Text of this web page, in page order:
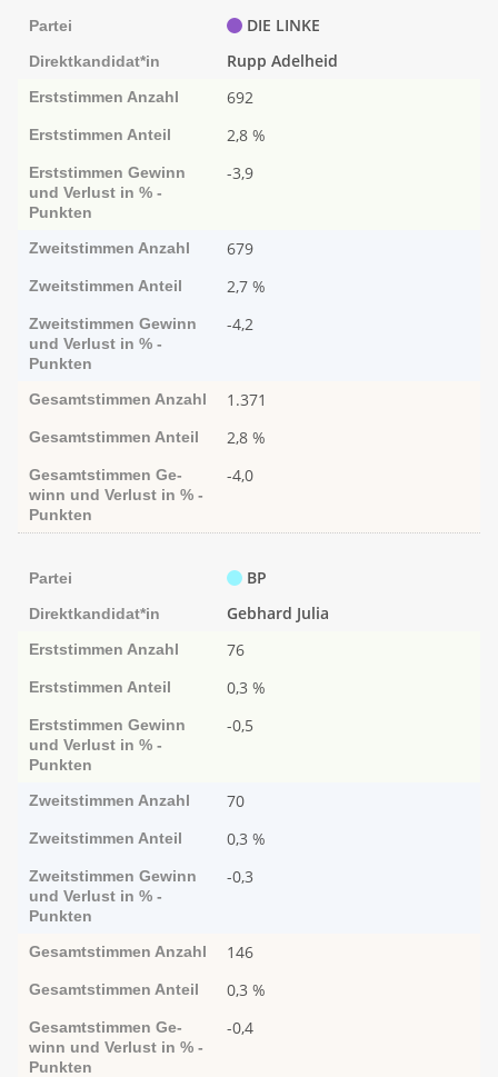
Partei DIE LINKE
Direktkandidat*in Rupp Adelheid
Erststimmen Anzahl 692
Erststimmen Anteil 2,8 %
Erststimmen Ge­­winn
und Ver­­lust in % -
Punk­ten
-3,9
Zweitstimmen Anzahl 679
Zweitstimmen Anteil 2,7 %
Zweitstimmen Ge­­winn
und Ver­­lust in % -
Punk­ten
-4,2
Gesamtstimmen Anzahl 1.371
Gesamtstimmen Anteil 2,8 %
Gesamtstimmen Ge­­
winn und Ver­­lust in % -
Punk­ten
-4,0
Partei BP
Direktkandidat*in Gebhard Julia
Erststimmen Anzahl 76
Erststimmen Anteil 0,3 %
Erststimmen Ge­­winn
und Ver­­lust in % -
Punk­ten
-0,5
Zweitstimmen Anzahl 70
Zweitstimmen Anteil 0,3 %
Zweitstimmen Ge­­winn
und Ver­­lust in % -
Punk­ten
-0,3
Gesamtstimmen Anzahl 146
Gesamtstimmen Anteil 0,3 %
Gesamtstimmen Ge­­
winn und Ver­­lust in % -
Punk­ten
-0,4